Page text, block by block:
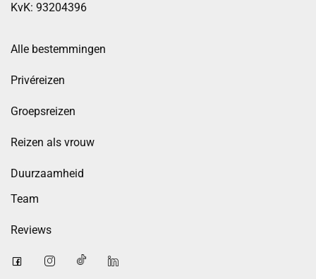
KvK: 93204396
Alle bestemmingen
Privéreizen
Groepsreizen
Reizen als vrouw
Duurzaamheid
Team
Reviews